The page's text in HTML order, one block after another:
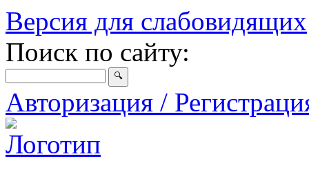
Версия для слабовидящих
Поиск по сайту:
Авторизация /